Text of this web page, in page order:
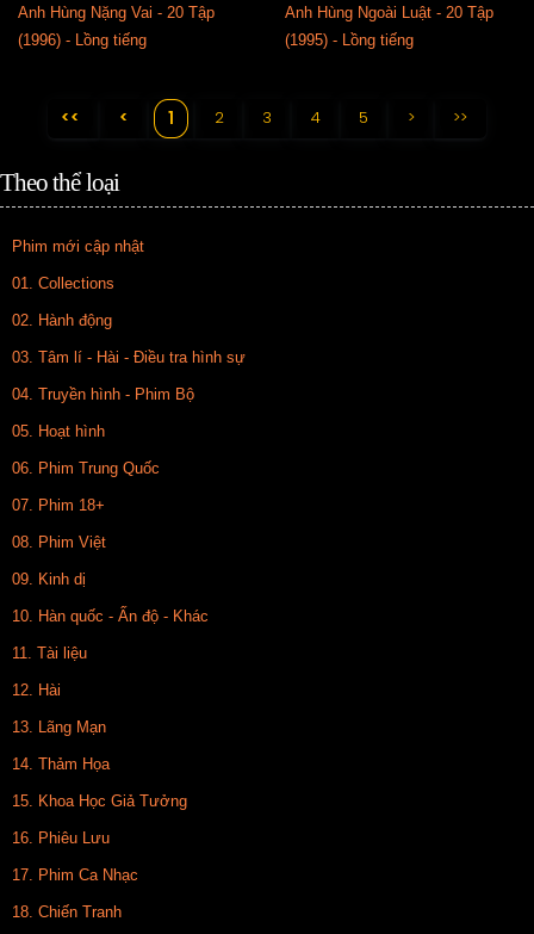
Anh Hùng Nặng Vai - 20 Tập
(1996) - Lồng tiếng
Anh Hùng Ngoài Luật - 20 Tập
(1995) - Lồng tiếng
<< < 1 2 3 4 5 > >>
Theo thể loại
Phim mới cập nhật
01. Collections
02. Hành động
03. Tâm lí - Hài - Điều tra hình sự
04. Truyền hình - Phim Bộ
05. Hoạt hình
06. Phim Trung Quốc
07. Phim 18+
08. Phim Việt
09. Kinh dị
10. Hàn quốc - Ấn độ - Khác
11. Tài liệu
12. Hài
13. Lãng Mạn
14. Thảm Họa
15. Khoa Học Giả Tưởng
16. Phiêu Lưu
17. Phim Ca Nhạc
18. Chiến Tranh